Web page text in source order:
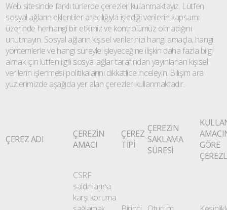
Web sitesinde farklı türlerde çerezler kullanmaktayız. Lütfen
sosyal ağların eklentiler aracılığıyla işlediği verilerin kapsamı
üzerinde herhangi bir etkimiz ve kontrolümüz olmadığını
unutmayın. Sosyal ağların kişisel verilerinizi hangi amaçla, hangi
yöntemlerle ve hangi süreyle işleyeceğine ilişkin daha fazla bilgi
almak için lütfen ilgili sosyal ağlar tarafından yayınlanan kişisel
verilerin işlenmesi politikalarını dikkatlice inceleyin. Bilişim ara
yüzlerimizde aşağıda yer alan çerezler kullanmaktadır.
ÇEREZADI
ÇEREZİN
AMACI
ÇEREZ
TİPİ
ÇEREZİN
SAKLAMA
SÜRESİ
GÖRE
CSRF
saldırılarına
karşı koruma